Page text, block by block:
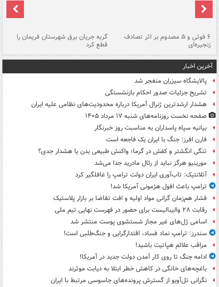
۶ فوتی و ۵ مصدوم بر اثر تصادف
زنجیره‌ای
گربه جریان برق شهرستان فریمان را
قطع کرد
آخرین اخبار
پالایشگاه سیزران منفجر شد
تشریح جزئیات صدور احکام بازنشستگی
هشدار ارشدترین ژنرال آمریکا درباره محدودیت‌های نظامی علیه ایران
صفحه نخست روزنامه‌های شنبه ۱۷ مرداد ۱۴۰۵
بیانیه سپاه پاسداران به مناسبت روز خبرنگار
فارن افرز: جنگ با ایران یک فاجعه است
تنگی انگشتر و کفش در گرما؛ واکنش طبیعی بدن یا هشدار جدی؟
مورینیو هرگز نباید از رئال مادرید جدا می‌شد
آتلانتیک: تاب‌آوری ایران دولت ترامپ را غافلگیر کرد
ترامپ باعث افول هژمونی آمریکا شد!
فشار هم‌زمان گرانی مواد اولیه و افت تقاضا بر بازار پلاستیک
رقابت ۲۸ والیبالیست برای حضور در فهرست نهایی تیم ملی
اسامی ژل‌های غیر مجاز شستشوی پوست منتشر شد
سندرز: ترامپ نماد فساد، اقتدارگرایی و جنگ‌طلبی است!
مراقب علائم هپاتیت باشید!
ادامه جنگ تا روی کار آمدن دولت جدید در آمریکا!
باغچه‌های خانگی در کاهش خطر ابتلا به دیابت موثرند
نگرانی تل‌آویو از گسترش پرونده‌های جاسوسی مرتبط با ایران